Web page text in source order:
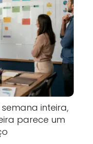
inteira,
parece um